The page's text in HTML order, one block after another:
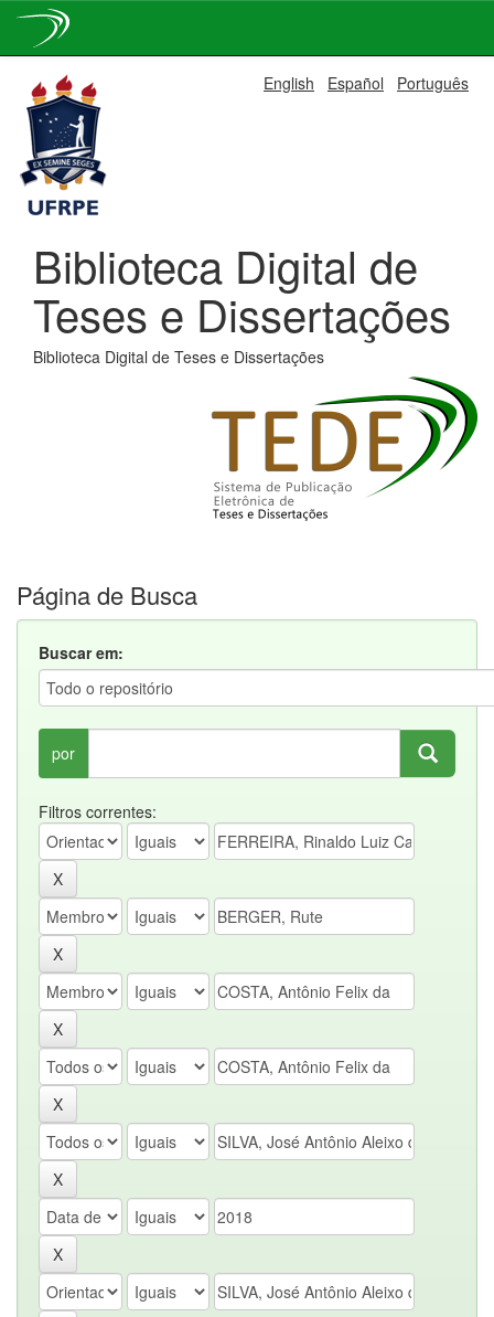
navigation
English Español Português
Biblioteca Digital de
Teses e Dissertações
Biblioteca Digital de Teses e Dissertações
Página de Busca
Buscar em:
por
Filtros correntes: